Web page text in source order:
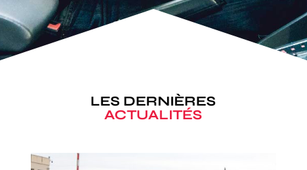
LES DERNIÈRES
ACTUALITÉS